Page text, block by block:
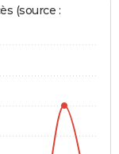
(source :